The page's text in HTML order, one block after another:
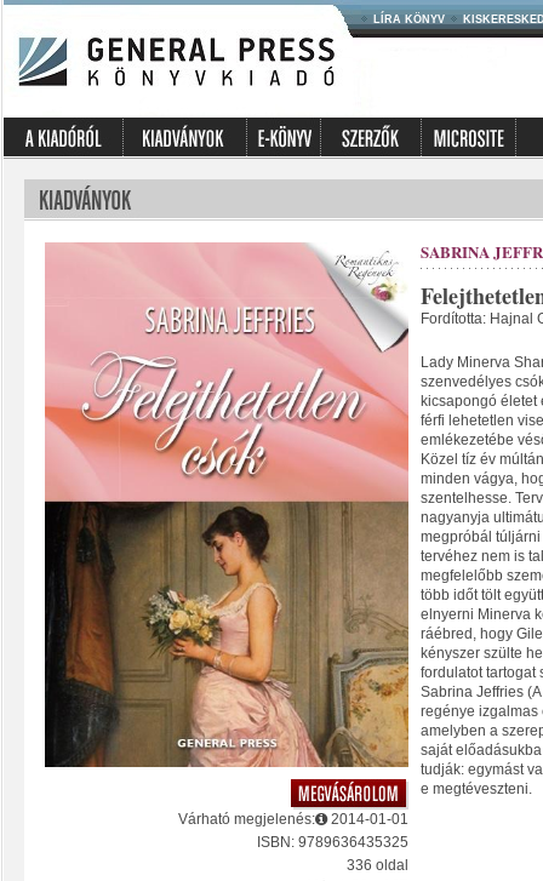
LÍRA KÖNYV
Várható megjelenés:
2014-01-01
ISBN: 9789636435325
336 oldal
SABRINA
Fordította: Hajnal
Lady Minerva
szenvedélyes
kicsapongó életet
férfi lehetetlen
emlékezetébe
Közel tíz év
minden vágya,
szentelhesse.
nagyanyja
megpróbál
tervéhez nem is
megfelelőbb
több időt tölt
elnyerni Minerva
ráébred, hogy
kényszer szülte
fordulatot tartogat
Sabrina Jeffries
regénye izgalmas
amelyben a
saját
tudják: egymást
e megtéveszteni.